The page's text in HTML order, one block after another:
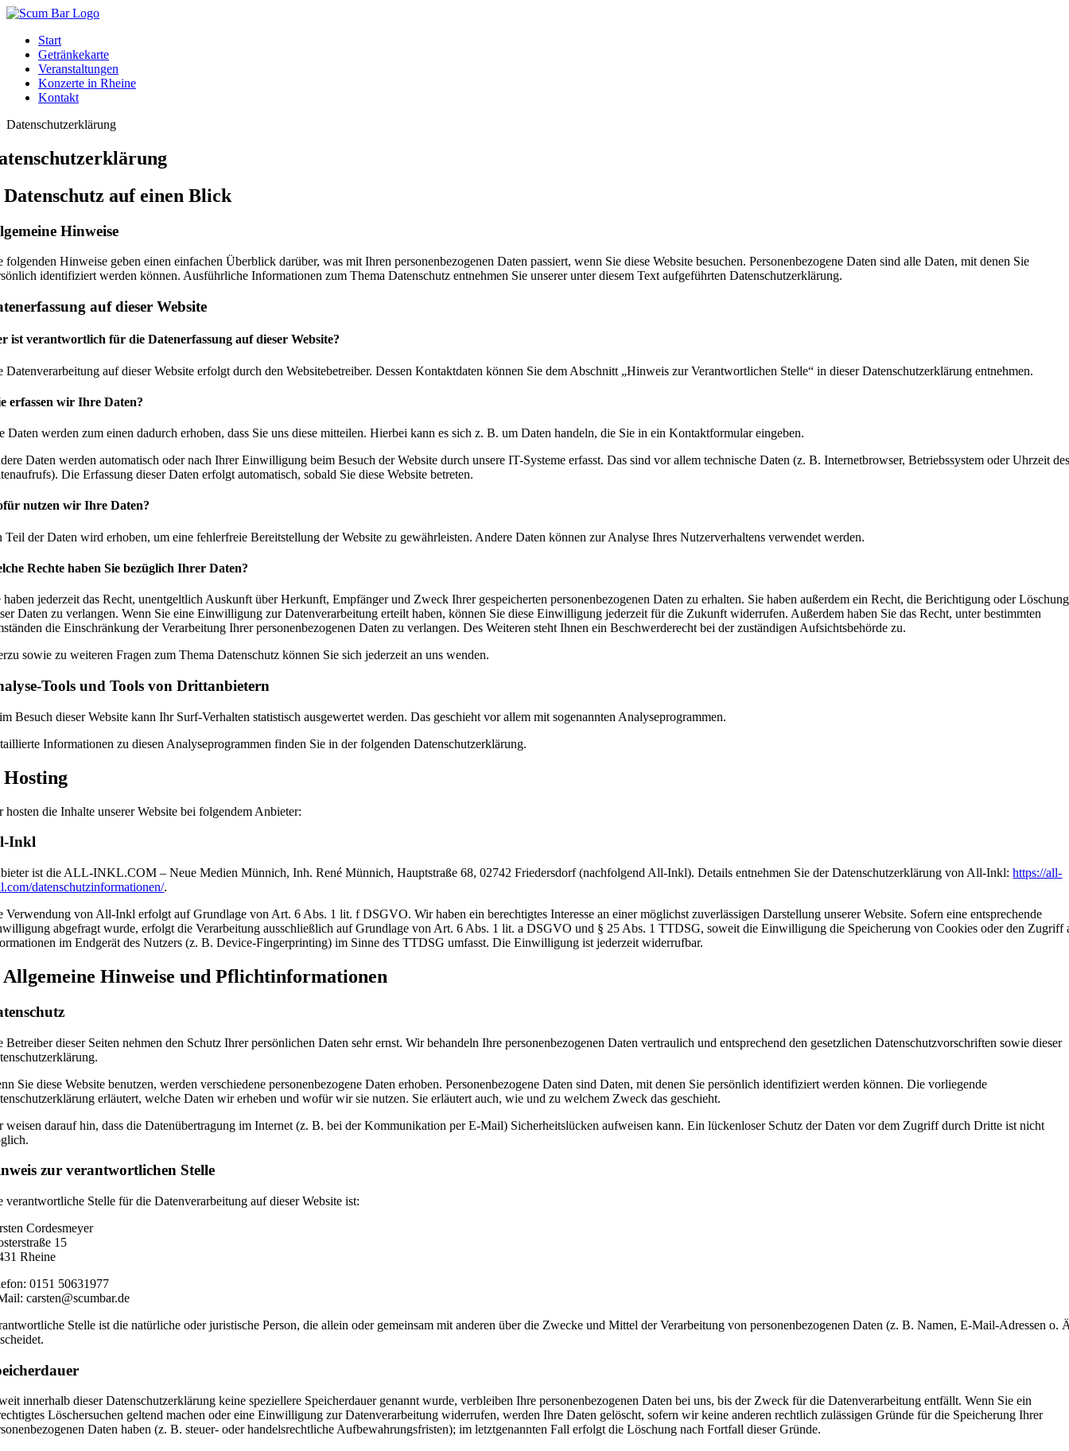
Zum
springenStart
Getränkekarte
Veranstaltungen
Konzerte in Rheine
Kontakt
Datenschutzerklärung
Datenschutz auf einen Blick
Hinweise
folgenden Hinweise geben einen einfachen Überblick darüber, was mit Ihren personenbezogenen Daten passiert, wenn Sie diese Website besuchen. Personenbezogene Daten sind alle Daten, mit denen Sie
identifiziert werden können. Ausführliche Informationen zum Thema Datenschutz entnehmen Sie unserer unter diesem Text aufgeführten Datenschutzerklärung.
auf dieser Website
ist verantwortlich für die Datenerfassung auf dieser Website?
Datenverarbeitung auf dieser Website erfolgt durch den Websitebetreiber. Dessen Kontaktdaten können Sie dem Abschnitt „Hinweis zur Verantwortlichen Stelle“ in dieser Datenschutzerklärung entnehmen.
erfassen wir Ihre Daten?
Daten werden zum einen dadurch erhoben, dass Sie uns diese mitteilen. Hierbei kann es sich z. B. um Daten handeln, die Sie in ein Kontaktformular eingeben.
Daten werden automatisch oder nach Ihrer Einwilligung beim Besuch der Website durch unsere IT-Systeme erfasst. Das sind vor allem technische Daten (z. B. Internetbrowser, Betriebssystem oder Uhrzeit
Die Erfassung dieser Daten erfolgt automatisch, sobald Sie diese Website betreten.
nutzen wir Ihre Daten?
Teil der Daten wird erhoben, um eine fehlerfreie Bereitstellung der Website zu gewährleisten. Andere Daten können zur Analyse Ihres Nutzerverhaltens verwendet werden.
Rechte haben Sie bezüglich Ihrer Daten?
haben jederzeit das Recht, unentgeltlich Auskunft über Herkunft, Empfänger und Zweck Ihrer gespeicherten personenbezogenen Daten zu erhalten. Sie haben außerdem ein Recht, die Berichtigung oder Löschung
Daten zu verlangen. Wenn Sie eine Einwilligung zur Datenverarbeitung erteilt haben, können Sie diese Einwilligung jederzeit für die Zukunft widerrufen. Außerdem haben Sie das Recht, unter bestimmten
die Einschränkung der Verarbeitung Ihrer personenbezogenen Daten zu verlangen. Des Weiteren steht Ihnen ein Beschwerderecht bei der zuständigen Aufsichtsbehörde zu.
sowie zu weiteren Fragen zum Thema Datenschutz können Sie sich jederzeit an uns wenden.
Tools und Tools von Dritt­anbietern
Besuch dieser Website kann Ihr Surf-Verhalten statistisch ausgewertet werden. Das geschieht vor allem mit sogenannten Analyseprogrammen.
Informationen zu diesen Analyseprogrammen finden Sie in der folgenden Datenschutzerklärung.
Hosting
hosten die Inhalte unserer Website bei folgendem Anbieter:
Inkl
ist die ALL-INKL.COM – Neue Medien Münnich, Inh. René Münnich, Hauptstraße 68, 02742 Friedersdorf (nachfolgend All-Inkl). Details entnehmen Sie der Datenschutzerklärung von All-Inkl:https://all-
datenschutzinformationen/.
Verwendung von All-Inkl erfolgt auf Grundlage von Art. 6 Abs. 1 lit. f DSGVO. Wir haben ein berechtigtes Interesse an einer möglichst zuverlässigen Darstellung unserer Website. Sofern eine entsprechende
abgefragt wurde, erfolgt die Verarbeitung ausschließlich auf Grundlage von Art. 6 Abs. 1 lit. a DSGVO und § 25 Abs. 1 TTDSG, soweit die Einwilligung die Speicherung von Cookies oder den Zugriff
im Endgerät des Nutzers (z. B. Device-Fingerprinting) im Sinne des TTDSG umfasst. Die Einwilligung ist jederzeit widerrufbar.
Allgemeine Hinweise und Pflicht­informationen
Betreiber dieser Seiten nehmen den Schutz Ihrer persönlichen Daten sehr ernst. Wir behandeln Ihre personenbezogenen Daten vertraulich und entsprechend den gesetzlichen Datenschutzvorschriften sowie dieser
Sie diese Website benutzen, werden verschiedene personenbezogene Daten erhoben. Personenbezogene Daten sind Daten, mit denen Sie persönlich identifiziert werden können. Die vorliegende
erläutert, welche Daten wir erheben und wofür wir sie nutzen. Sie erläutert auch, wie und zu welchem Zweck das geschieht.
weisen darauf hin, dass die Datenübertragung im Internet (z. B. bei der Kommunikation per E-Mail) Sicherheitslücken aufweisen kann. Ein lückenloser Schutz der Daten vor dem Zugriff durch Dritte ist nicht
zur verantwortlichen Stelle
verantwortliche Stelle für die Datenverarbeitung auf dieser Website ist:
Cordesmeyer
15
Rheine
0151 50631977
carsten@scumbar.de
Stelle ist die natürliche oder juristische Person, die allein oder gemeinsam mit anderen über die Zwecke und Mittel der Verarbeitung von personenbezogenen Daten (z. B. Namen, E-Mail-Adressen o.
innerhalb dieser Datenschutzerklärung keine speziellere Speicherdauer genannt wurde, verbleiben Ihre personenbezogenen Daten bei uns, bis der Zweck für die Datenverarbeitung entfällt. Wenn Sie ein
Löschersuchen geltend machen oder eine Einwilligung zur Datenverarbeitung widerrufen, werden Ihre Daten gelöscht, sofern wir keine anderen rechtlich zulässigen Gründe für die Speicherung Ihrer
Daten haben (z. B. steuer- oder handelsrechtliche Aufbewahrungsfristen); im letztgenannten Fall erfolgt die Löschung nach Fortfall dieser Gründe.